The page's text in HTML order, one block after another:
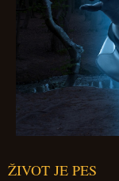
ŽIVOT JE PES